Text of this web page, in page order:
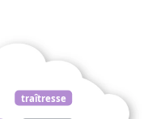
traîtresse